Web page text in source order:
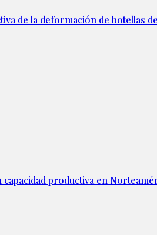
de la deformación de botellas
capacidad productiva en